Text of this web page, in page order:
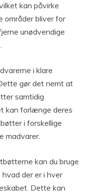
kan påvirke
områder bliver for
unødvendige
i klare
gør det nemt at
samtidig
kan forlænge deres
i forskellige
madvarer.
kan du bruge
der er i hver
Dette kan